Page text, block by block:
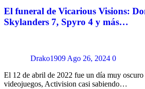
El funeral de Vicarious Visions:
Skylanders 7, Spyro 4 y más…
Drako1909Ago 26, 2024 0
El 12 de abril de 2022 fue un día muy
videojuegos, Activision casi sabiendo…